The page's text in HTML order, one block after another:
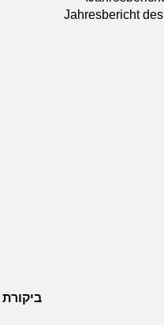
Jahresbericht
ביקורת